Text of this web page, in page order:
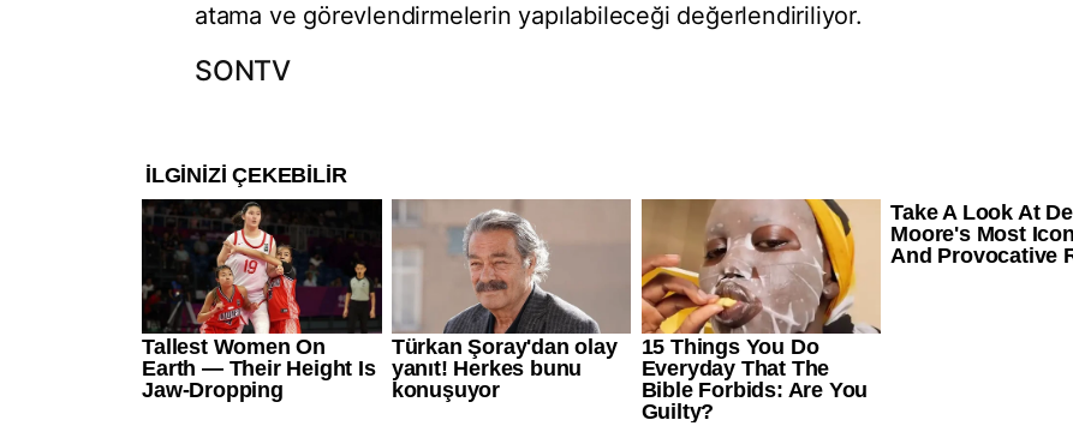
atama ve görevlendirmelerin yapılabileceği değerlendiriliyor.
SONTV